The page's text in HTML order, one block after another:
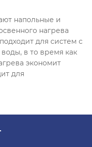
напольные и
нагрева
для систем с
в то время как
экономит
для